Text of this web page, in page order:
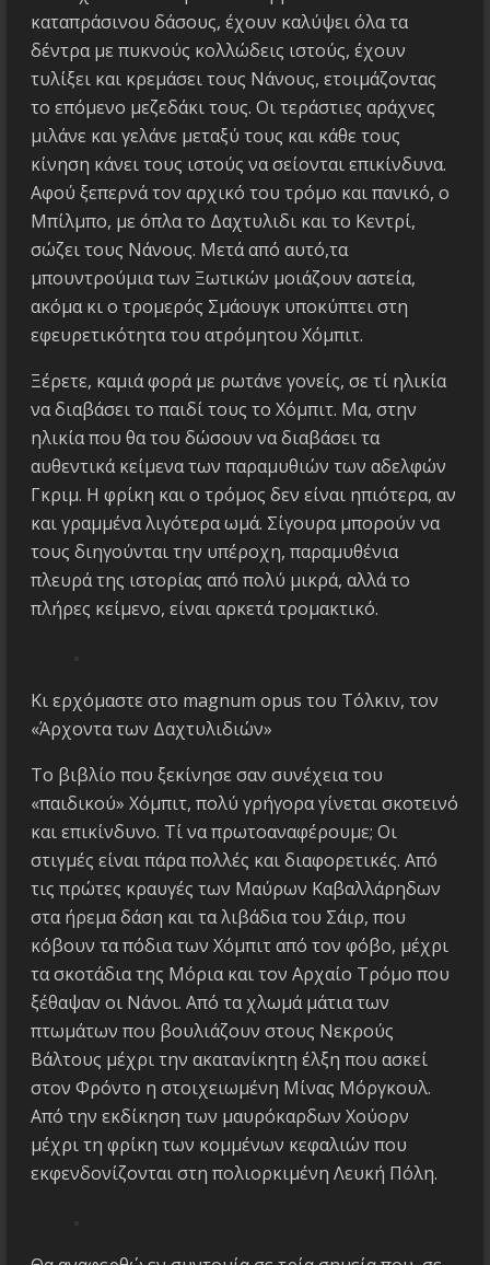
καταπράσινου δάσους, έχουν καλύψει όλα τα
δέντρα με πυκνούς κολλώδεις ιστούς, έχουν
τυλίξει και κρεμάσει τους Νάνους, ετοιμάζοντας
το επόμενο μεζεδάκι τους. Οι τεράστιες αράχνες
μιλάνε και γελάνε μεταξύ τους και κάθε τους
κίνηση κάνει τους ιστούς να σείονται επικίνδυνα.
Αφού ξεπερνά τον αρχικό του τρόμο και πανικό, ο
Μπίλμπο, με όπλα το Δαχτυλιδι και το Κεντρί,
σώζει τους Νάνους. Μετά από αυτό,τα
μπουντρούμια των Ξωτικών μοιάζουν αστεία,
ακόμα κι ο τρομερός Σμάουγκ υποκύπτει στη
εφευρετικότητα του ατρόμητου Χόμπιτ.
Ξέρετε, καμιά φορά με ρωτάνε γονείς, σε τί ηλικία
να διαβάσει το παιδί τους το Χόμπιτ. Μα, στην
ηλικία που θα του δώσουν να διαβάσει τα
αυθεντικά κείμενα των παραμυθιών των αδελφών
Γκριμ. Η φρίκη και ο τρόμος δεν είναι ηπιότερα, αν
και γραμμένα λιγότερα ωμά. Σίγουρα μπορούν να
τους διηγούνται την υπέροχη, παραμυθένια
πλευρά της ιστορίας από πολύ μικρά, αλλά το
πλήρες κείμενο, είναι αρκετά τρομακτικό.
Κι ερχόμαστε στο magnum opus του Τόλκιν, τον
«Άρχοντα των Δαχτυλιδιών»
Το βιβλίο που ξεκίνησε σαν συνέχεια του
«παιδικού» Χόμπιτ, πολύ γρήγορα γίνεται σκοτεινό
και επικίνδυνο. Τί να πρωτοαναφέρουμε; Οι
στιγμές είναι πάρα πολλές και διαφορετικές. Από
τις πρώτες κραυγές των Μαύρων Καβαλλάρηδων
στα ήρεμα δάση και τα λιβάδια του Σάιρ, που
κόβουν τα πόδια των Χόμπιτ από τον φόβο, μέχρι
τα σκοτάδια της Μόρια και τον Αρχαίο Τρόμο που
ξέθαψαν οι Νάνοι. Από τα χλωμά μάτια των
πτωμάτων που βουλιάζουν στους Νεκρούς
Βάλτους μέχρι την ακατανίκητη έλξη που ασκεί
στον Φρόντο η στοιχειωμένη Μίνας Μόργκουλ.
Από την εκδίκηση των μαυρόκαρδων Χούορν
μέχρι τη φρίκη των κομμένων κεφαλιών που
εκφενδονίζονται στη πολιορκιμένη Λευκή Πόλη.